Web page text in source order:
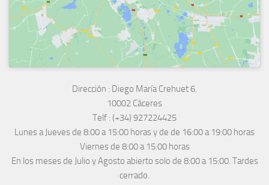
Dirección : Diego María Crehuet 6.
10002 Cáceres
Telf : (+34) 927224425
Lunes a Jueves de 8:00 a 15:00 horas y de de 16:00 a 19:00 horas
Viernes de 8:00 a 15:00 horas
En los meses de Julio y Agosto abierto solo de 8:00 a 15:00. Tardes
cerrado.